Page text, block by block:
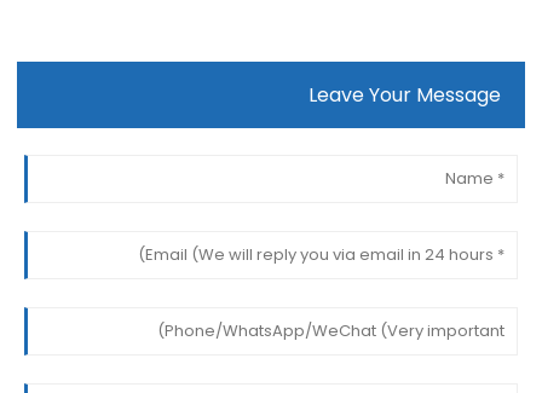
Leave Your Message